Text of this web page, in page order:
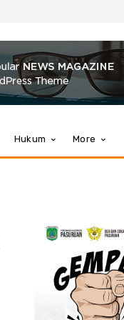
Hukum More